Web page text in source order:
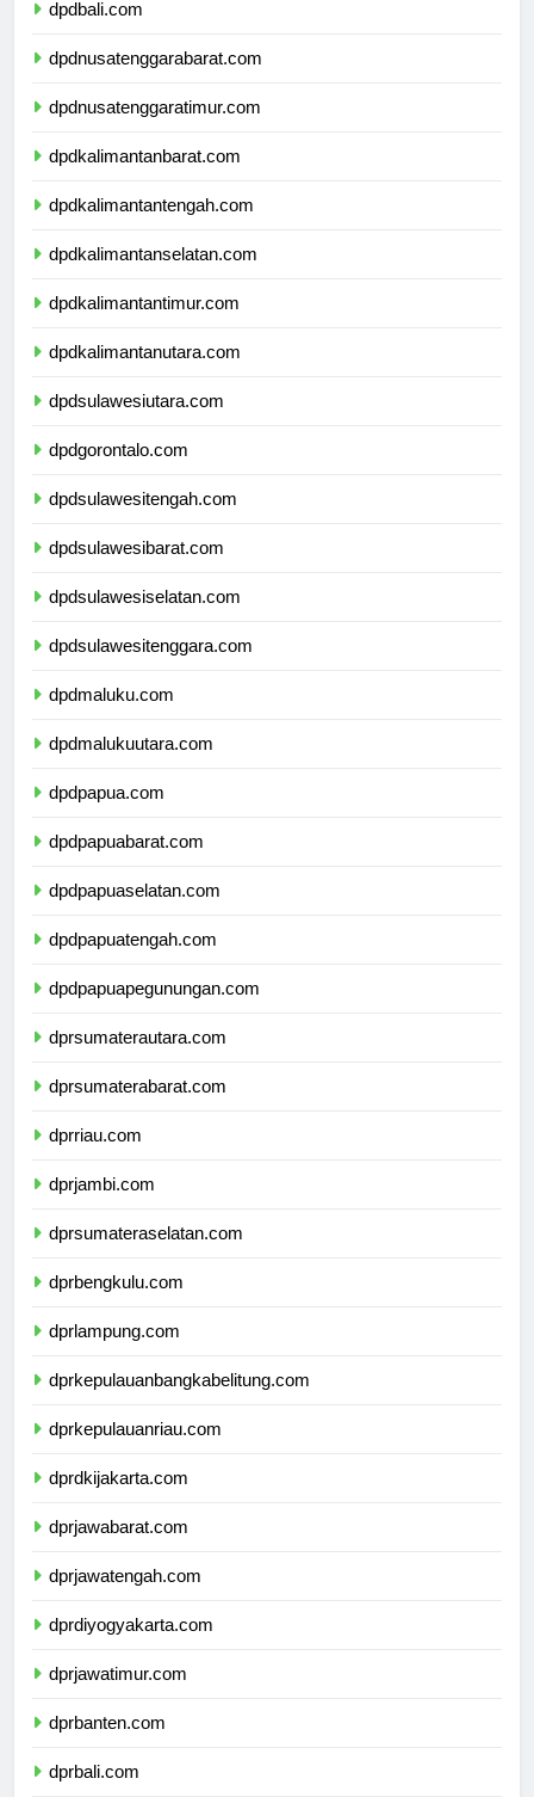
dpdbali.com
dpdnusatenggarabarat.com
dpdnusatenggaratimur.com
dpdkalimantanbarat.com
dpdkalimantantengah.com
dpdkalimantanselatan.com
dpdkalimantantimur.com
dpdkalimantanutara.com
dpdsulawesiutara.com
dpdgorontalo.com
dpdsulawesitengah.com
dpdsulawesibarat.com
dpdsulawesiselatan.com
dpdsulawesitenggara.com
dpdmaluku.com
dpdmalukuutara.com
dpdpapua.com
dpdpapuabarat.com
dpdpapuaselatan.com
dpdpapuatengah.com
dpdpapuapegunungan.com
dprsumaterautara.com
dprsumaterabarat.com
dprriau.com
dprjambi.com
dprsumateraselatan.com
dprbengkulu.com
dprlampung.com
dprkepulauanbangkabelitung.com
dprkepulauanriau.com
dprdkijakarta.com
dprjawabarat.com
dprjawatengah.com
dprdiyogyakarta.com
dprjawatimur.com
dprbanten.com
dprbali.com